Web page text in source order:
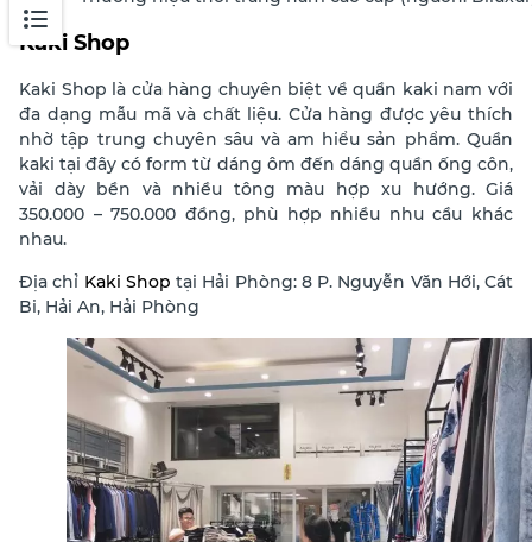
Kaki Shop
Kaki Shop là cửa hàng chuyên biệt về quần kaki nam với
đa dạng mẫu mã và chất liệu. Cửa hàng được yêu thích
nhờ tập trung chuyên sâu và am hiểu sản phẩm. Quần
kaki tại đây có form từ dáng ôm đến dáng quần ống côn,
vải dày bền và nhiều tông màu hợp xu hướng. Giá
350.000 – 750.000 đồng, phù hợp nhiều nhu cầu khác
nhau.
Địa chỉ Kaki Shop tại Hải Phòng: 8 P. Nguyễn Văn Hới, Cát
Bi, Hải An, Hải Phòng